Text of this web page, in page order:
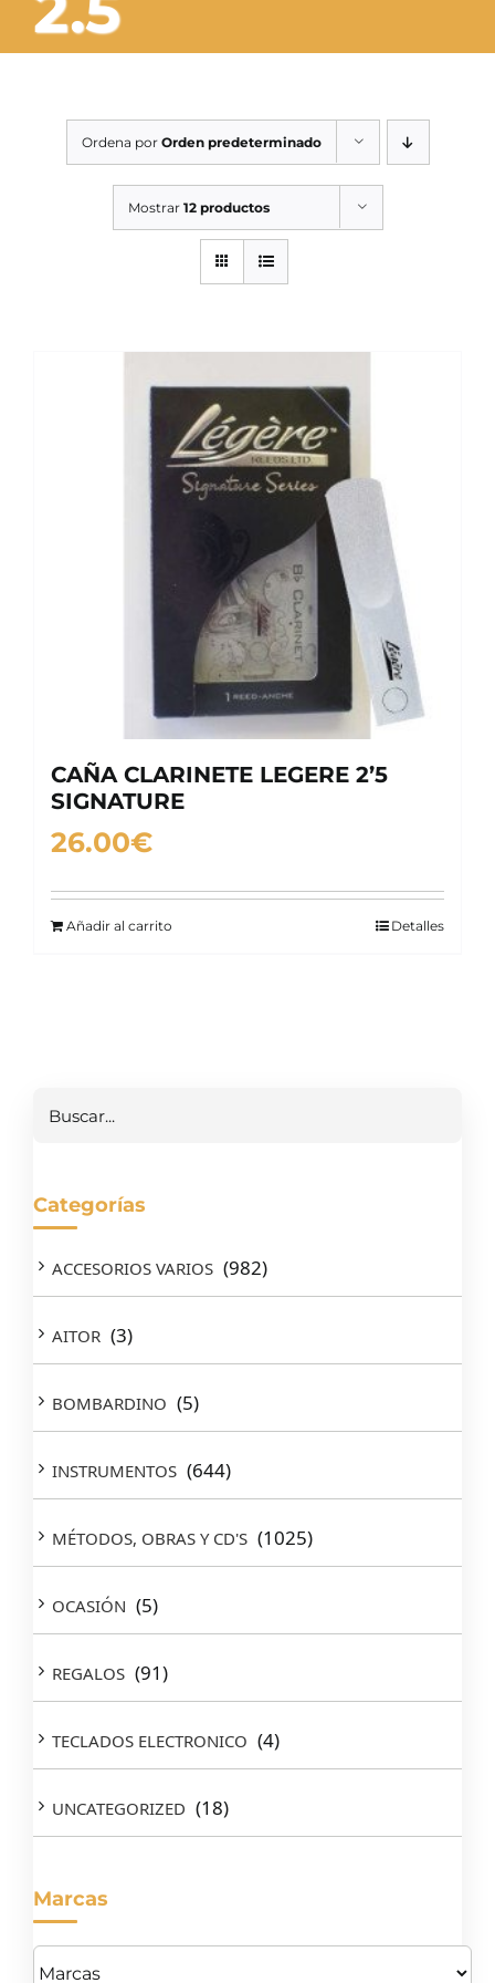
OCASIÓN
SERVICIOS TALLER
Ordena por Orden predeterminado
Mostrar 12 productos
CAÑA CLARINETE LEGERE 2’5
SIGNATURE
26.00€
Añadir al carrito Detalles
Categorías
ACCESORIOS VARIOS (982)
AITOR (3)
BOMBARDINO (5)
INSTRUMENTOS (644)
MÉTODOS, OBRAS Y CD'S (1025)
OCASIÓN (5)
REGALOS (91)
TECLADOS ELECTRONICO (4)
UNCATEGORIZED (18)
Marcas